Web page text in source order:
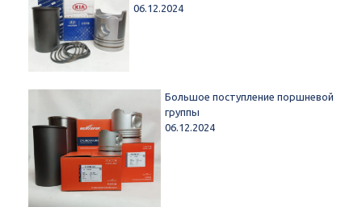
06.12.2024
Большое поступление поршневой
группы
06.12.2024